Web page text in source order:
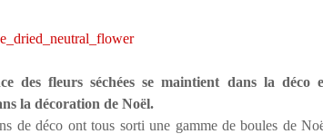
des fleurs séchées se maintient dans la déco
la décoration de Noël.
de déco ont tous sorti une gamme de boules de